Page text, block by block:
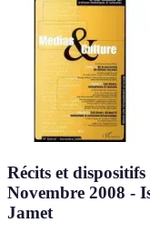
Récits et
Novembre 2008 -
Jamet